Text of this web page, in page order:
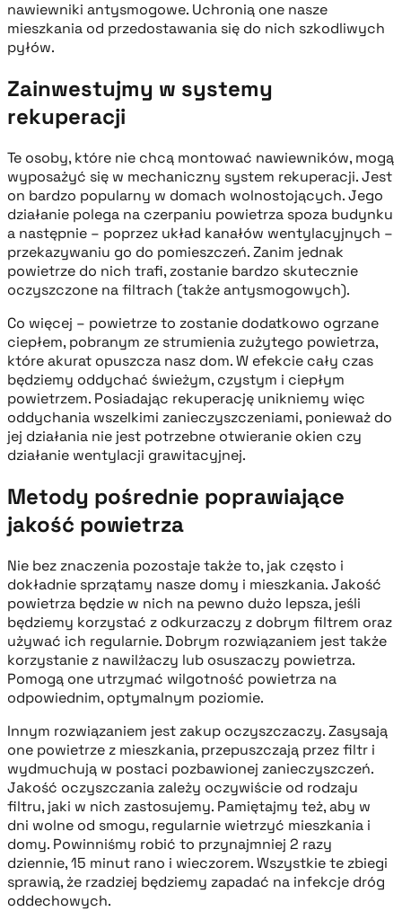
nawiewniki antysmogowe. Uchronią one nasze
mieszkania od przedostawania się do nich szkodliwych
pyłów.
Zainwestujmy w systemy
rekuperacji
Te osoby, które nie chcą montować nawiewników, mogą
wyposażyć się w mechaniczny system rekuperacji. Jest
on bardzo popularny w domach wolnostojących. Jego
działanie polega na czerpaniu powietrza spoza budynku
a następnie – poprzez układ kanałów wentylacyjnych –
przekazywaniu go do pomieszczeń. Zanim jednak
powietrze do nich trafi, zostanie bardzo skutecznie
oczyszczone na filtrach (także antysmogowych).
Co więcej – powietrze to zostanie dodatkowo ogrzane
ciepłem, pobranym ze strumienia zużytego powietrza,
które akurat opuszcza nasz dom. W efekcie cały czas
będziemy oddychać świeżym, czystym i ciepłym
powietrzem. Posiadając rekuperację unikniemy więc
oddychania wszelkimi zanieczyszczeniami, ponieważ do
jej działania nie jest potrzebne otwieranie okien czy
działanie wentylacji grawitacyjnej.
Metody pośrednie poprawiające
jakość powietrza
Nie bez znaczenia pozostaje także to, jak często i
dokładnie sprzątamy nasze domy i mieszkania. Jakość
powietrza będzie w nich na pewno dużo lepsza, jeśli
będziemy korzystać z odkurzaczy z dobrym filtrem oraz
używać ich regularnie. Dobrym rozwiązaniem jest także
korzystanie z nawilżaczy lub osuszaczy powietrza.
Pomogą one utrzymać wilgotność powietrza na
odpowiednim, optymalnym poziomie.
Innym rozwiązaniem jest zakup oczyszczaczy. Zasysają
one powietrze z mieszkania, przepuszczają przez filtr i
wydmuchują w postaci pozbawionej zanieczyszczeń.
Jakość oczyszczania zależy oczywiście od rodzaju
filtru, jaki w nich zastosujemy. Pamiętajmy też, aby w
dni wolne od smogu, regularnie wietrzyć mieszkania i
domy. Powinniśmy robić to przynajmniej 2 razy
dziennie, 15 minut rano i wieczorem. Wszystkie te zbiegi
sprawią, że rzadziej będziemy zapadać na infekcje dróg
oddechowych.